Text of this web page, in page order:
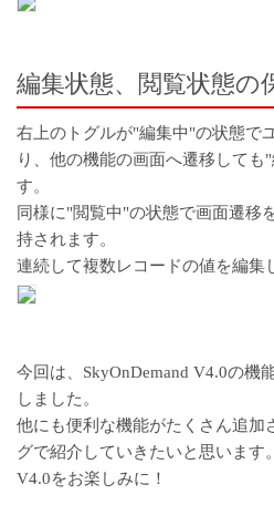
編集状態、閲覧状態の
右上のトグルが"編集中"の状態で
り、他の機能の画面へ遷移しても
す。
同様に"閲覧中"の状態で画面遷移
持されます。
連続して複数レコードの値を編集
今回は、SkyOnDemand V4.0の機
しました。
他にも便利な機能がたくさん追加
グで紹介していきたいと思います。
V4.0をお楽しみに！